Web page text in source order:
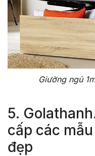
Giường ngủ
5.
cấp các
đẹp